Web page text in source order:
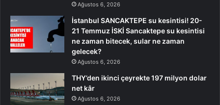
Ağustos 6, 2026
İstanbul SANCAKTEPE su kesintisi! 20-
21 Temmuz İSKİ Sancaktepe su kesintisi
ne zaman bitecek, sular ne zaman
gelecek?
Ağustos 6, 2026
THY’den ikinci çeyrekte 197 milyon dolar
net kâr
Ağustos 6, 2026